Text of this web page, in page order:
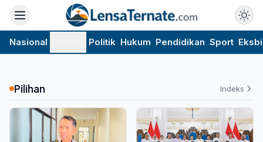
Nasional Politik Hukum Pendidikan Sport
Pilihan Indeks